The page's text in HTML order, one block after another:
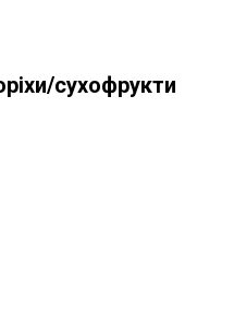
сухофрукти